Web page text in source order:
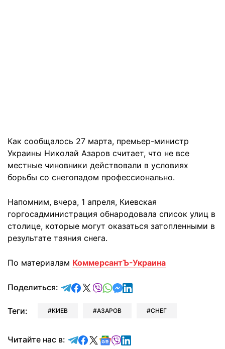
Как сообщалось 27 марта, премьер-министр
Украины Николай Азаров считает, что не все
местные чиновники действовали в условиях
борьбы со снегопадом профессионально.
Напомним, вчера, 1 апреля, Киевская
горгосадминистрация обнародовала список улиц в
столице, которые могут оказаться затопленными в
результате таяния снега.
По материалам КоммерсантЪ-Украина
Поделиться: отправить в Telegram
поделиться в Facebook
поделиться в X
отправить в Viber
отправить в Whatsapp
отправить в Messenger
отправить в LinkedIn
Теги: КИЕВ АЗАРОВ СНЕГ
Читайте нас в: Читайте в Telegram
Читайте в Facebook
Читайте в X
Читайте в Google news
Читайте в Viber
Читайте в LinkedIn